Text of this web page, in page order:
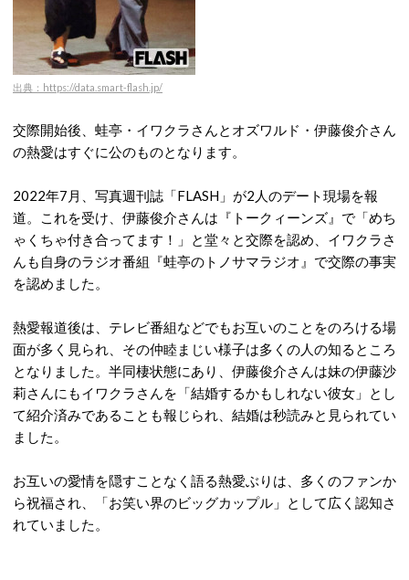
出典：https://data.smart-flash.jp/
交際開始後、蛙亭・イワクラさんとオズワルド・伊藤俊介さん
の熱愛はすぐに公のものとなります。
2022年7月、写真週刊誌「FLASH」が2人のデート現場を報
道。
これを受け、伊藤俊介さんは『トークィーンズ』で「めち
ゃくちゃ付き合ってます！」と堂々と交際を認め、イワクラさ
んも自身のラジオ番組『蛙亭のトノサマラジオ』で交際の事実
を認めました。
熱愛報道後は、テレビ番組などでもお互いのことをのろける場
面が多く見られ、その仲睦まじい様子は多くの人の知るところ
となりました。 半同棲状態にあり、伊藤俊介さんは妹の伊藤沙
莉さんにもイワクラさんを「結婚するかもしれない彼女」とし
て紹介済みであることも報じられ、結婚は秒読みと見られてい
ました。
お互いの愛情を隠すことなく語る熱愛ぶりは、多くのファンか
ら祝福され、「お笑い界のビッグカップル」として広く認知さ
れていました。